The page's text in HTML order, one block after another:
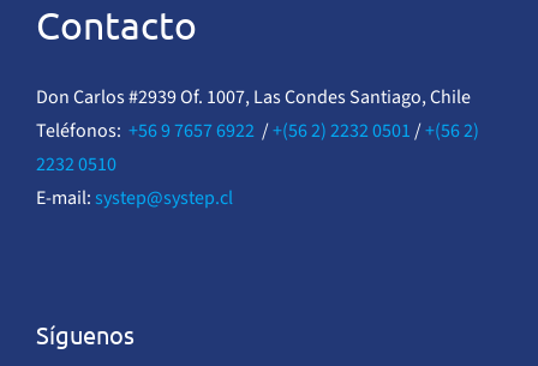
Contacto
Don Carlos #2939 Of. 1007, Las Condes Santiago, Chile
Teléfonos: +56 9 7657 6922/+(56 2) 2232 0501/+(56 2)
2232 0510
E-mail: systep@systep.cl
Síguenos